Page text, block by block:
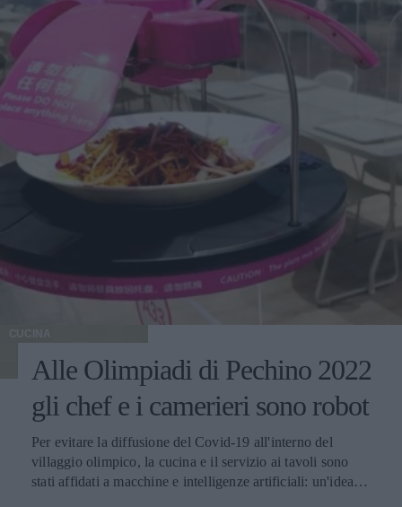
CUCINA
Alle Olimpiadi di Pechino 2022
gli chef e i camerieri sono robot
Per evitare la diffusione del Covid-19 all'interno del
villaggio olimpico, la cucina e il servizio ai tavoli sono
stati affidati a macchine e intelligenze artificiali: un'idea